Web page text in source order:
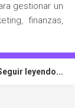
gestionar un
finanzas,
leyendo...